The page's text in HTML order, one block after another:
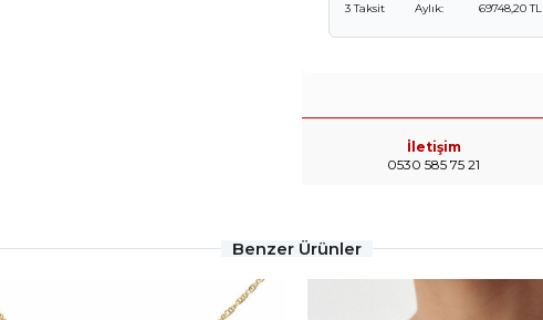
3 Taksit
Aylık: 69748,20 TL
İletişim
0530 585 75 21
Benzer Ürünler